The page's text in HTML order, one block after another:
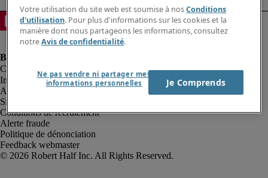
Informations sur la société
Avis de confidentialité
Site web et cookies
Conditions de recrutement
Alerte fraude
Politique de dénonciation
Feedback webmaster
Votre utilisation du site web est soumise à nosConditions
d'utilisation. Pour plus d'informations sur les cookies et la
manière dont nous partageons les informations, consultez
notreAvis de confidentialité.
Ne pas vendre ni partager mes
informations personnelles
Je Comprends